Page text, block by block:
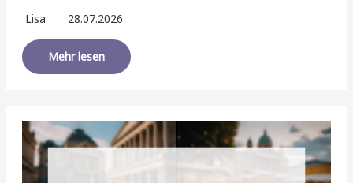
Lisa 28.07.2026
Mehr lesen